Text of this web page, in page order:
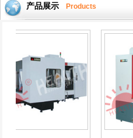
产品展示 Products